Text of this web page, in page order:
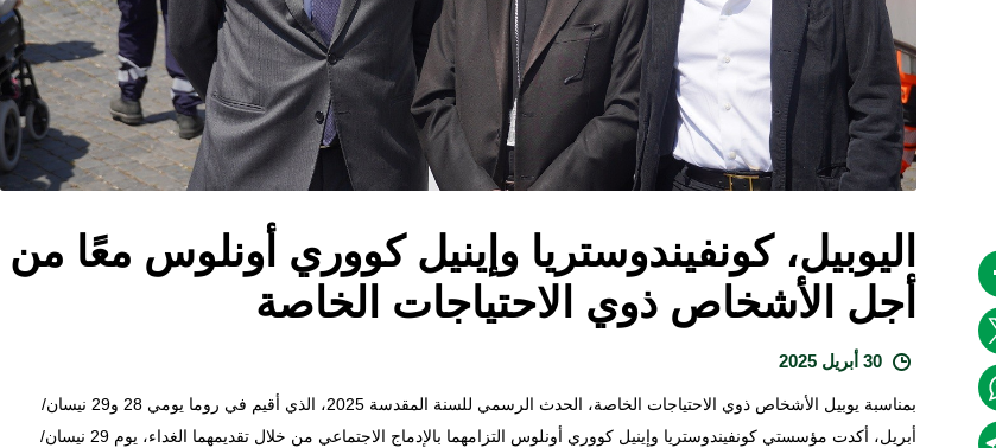
اليوبيل، كونفيندوستريا وإينيل كووري أونلوس معًا من
أجل الأشخاص ذوي الاحتياجات الخاصة
30 أبريل 2025
بمناسبة يوبيل الأشخاص ذوي الاحتياجات الخاصة، الحدث الرسمي للسنة المقدسة 2025، الذي أقيم في روما يومي 28 و29 نيسان/
أبريل، أكدت مؤسستي كونفيندوستريا وإينيل كووري أونلوس التزامهما بالإدماج الاجتماعي من خلال تقديمهما الغداء، يوم 29 نيسان/